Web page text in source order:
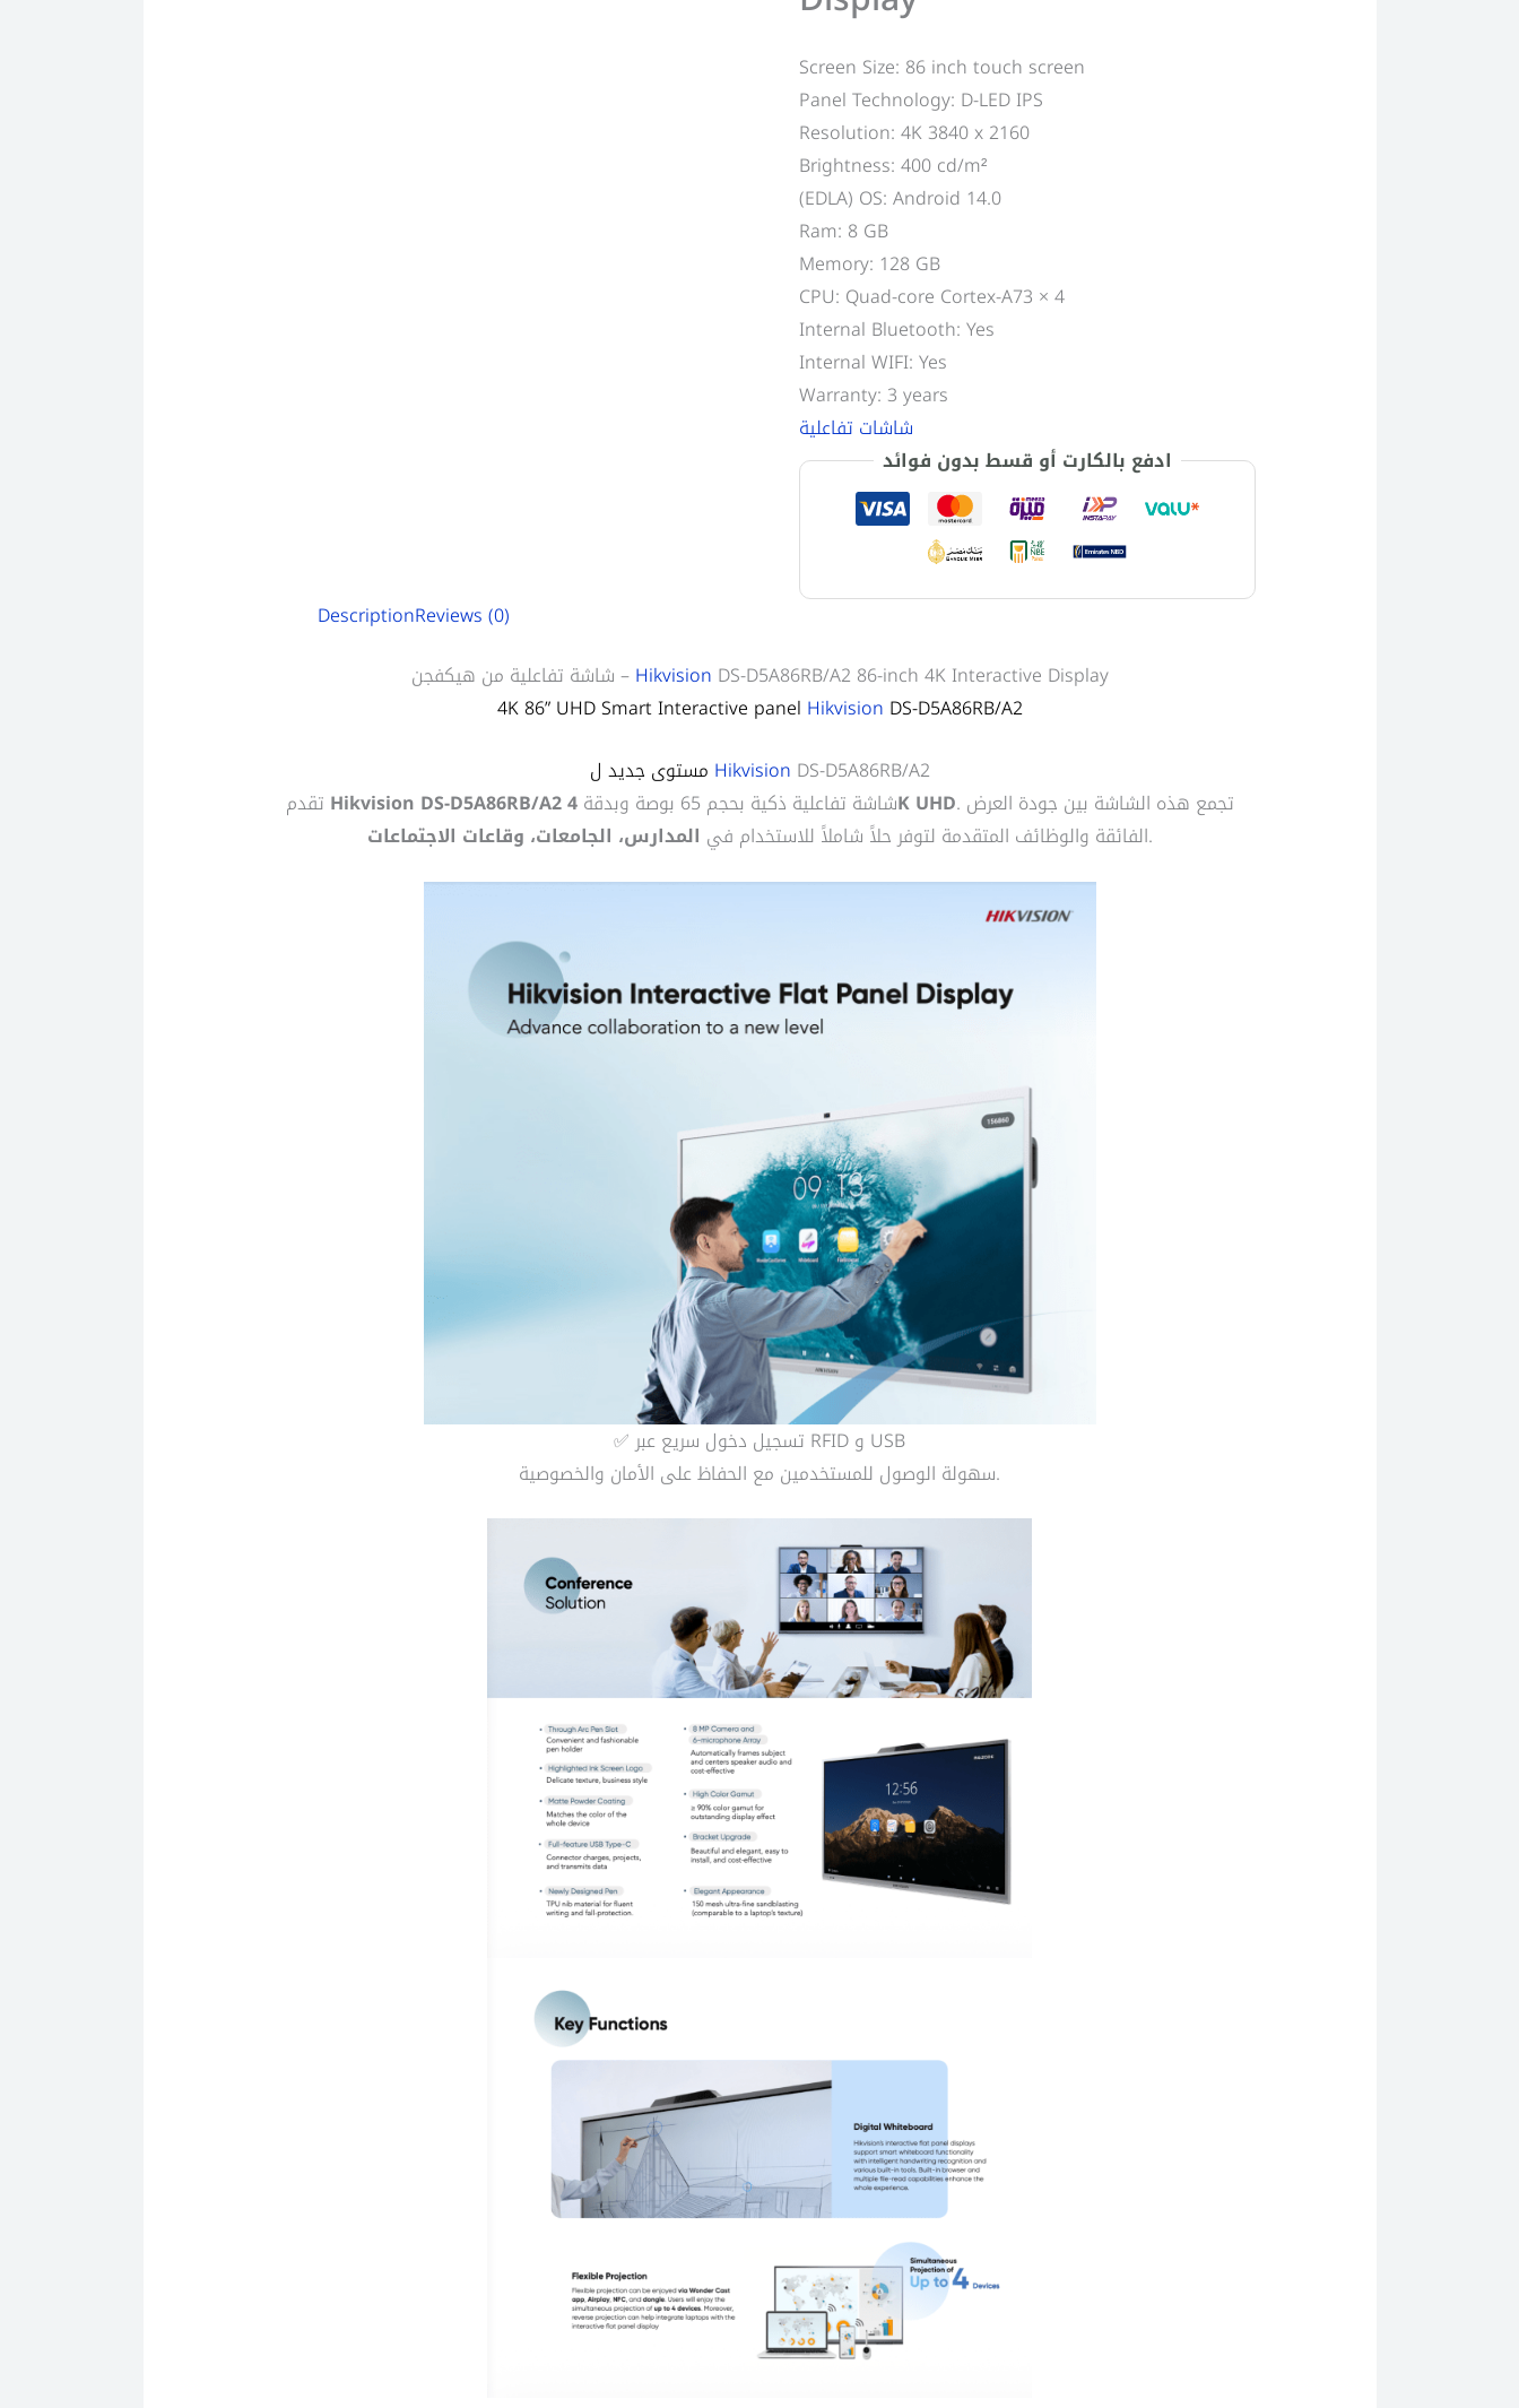
Screen Size: 86 inch touch screen
Panel Technology: D-LED IPS
Resolution: 4K 3840 x 2160
Brightness: 400 cd/m²
(EDLA) OS: Android 14.0
Ram: 8 GB
Memory: 128 GB
CPU: Quad-core Cortex-A73 × 4
Internal Bluetooth: Yes
Internal WIFI: Yes
Warranty: 3 years
شاشات تفاعلية
ادفع بالكارت أو قسط بدون فوائد
DescriptionReviews (0)
شاشة تفاعلية من هيكفجن –Hikvision DS-D5A86RB/A2 86-inch 4K Interactive Display
4K 86” UHD SmartInteractive panel Hikvision DS-D5A86RB/A2
Hikvision DS-D5A86RB/A2
Hikvision DS-D5A86RB/A2 شاشة تفاعلية ذكية بحجم 65 بوصة وبدقة4K UHD. تجمع هذه الشاشة بين جودة العرض
الفائقة والوظائف المتقدمة لتوفر حلاً شاملاً للاستخدام في المدارس، الجامعات، وقاعات الاجتماعات .
✅ تسجيل دخول سريع عبر RFID و USB
سهولة الوصول للمستخدمين مع الحفاظ على الأمان والخصوصية.